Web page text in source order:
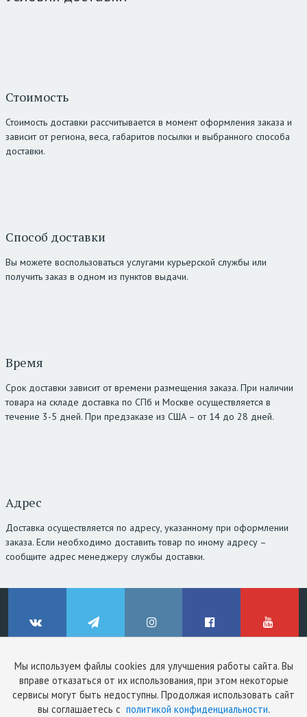
Мы используем файлы cookies для улучшения работы сайта. Вы
вправе отказаться от их использования, при этом некоторые
сервисы могут быть недоступны. Продолжая использовать сайт
вы соглашаетесь с политикой конфиденциальности.
Стоимость
Стоимость доставки рассчитывается в момент оформления заказа и
зависит от региона, веса, габаритов посылки и выбранного способа
доставки.
Способ доставки
Вы можете воспользоваться услугами курьерской службы или
получить заказ в одном из пунктов выдачи.
Время
Срок доставки зависит от времени размещения заказа. При наличии
товара на складе доставка по СПб и Москве осуществляется в
течение 3-5 дней. При предзаказе из США – от 14 до 28 дней.
Адрес
Доставка осуществляется по адресу, указанному при оформлении
заказа. Если необходимо доставить товар по иному адресу –
сообщите адрес менеджеру службы доставки.
ВКонтакте Telegram Instagram Facebook YouTube
© ClinicStyle, 2026
Используя сайт, вы принимаетепользовательское соглашениеи
политику конфиденциальности.